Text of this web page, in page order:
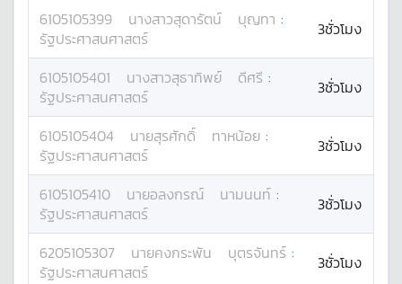
6105105399 นางสาวสุดารัตน์ บุญทา :
รัฐประศาสนศาสตร์
3ชั่วโมง
6105105401 นางสาวสุธาทิพย์ ดีศรี :
รัฐประศาสนศาสตร์
3ชั่วโมง
6105105404 นายสุรศักดิ์ ทาหน้อย :
รัฐประศาสนศาสตร์
3ชั่วโมง
6105105410 นายอลงกรณ์ นามนนท์ :
รัฐประศาสนศาสตร์
3ชั่วโมง
6205105307 นายคงกระพัน บุตรจันทร์ :
รัฐประศาสนศาสตร์
3ชั่วโมง